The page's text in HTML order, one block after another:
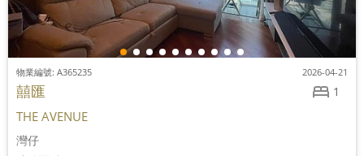
1
物業編號: A365235 2026-04-21
囍匯
THE AVENUE
灣仔